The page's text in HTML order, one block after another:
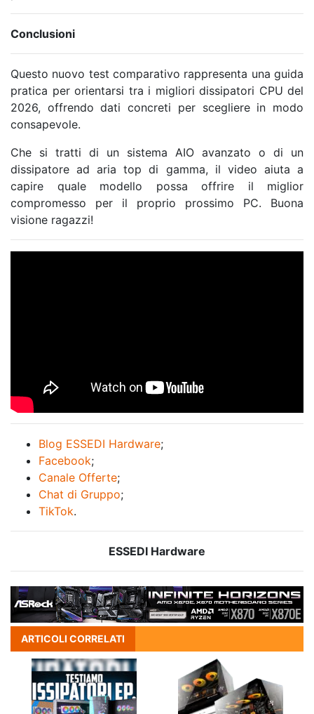
Conclusioni
Questo nuovo test comparativo rappresenta una guida
pratica per orientarsi tra i migliori dissipatori CPU del
2026, offrendo dati concreti per scegliere in modo
consapevole.
Che si tratti di un sistema AIO avanzato o di un
dissipatore ad aria top di gamma, il video aiuta a
capire quale modello possa offrire il miglior
compromesso per il proprio prossimo PC. Buona
visione ragazzi!
Blog ESSEDI Hardware;
Facebook;
Canale Offerte;
Chat di Gruppo;
TikTok.
ESSEDI Hardware
ARTICOLI CORRELATI